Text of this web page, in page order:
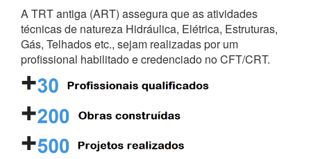
A TRT antiga (ART) assegura que as atividades
técnicas de natureza Hidráulica, Elétrica, Estruturas,
Gás, Telhados etc., sejam realizadas por um
profissional habilitado e credenciado no CFT/CRT.